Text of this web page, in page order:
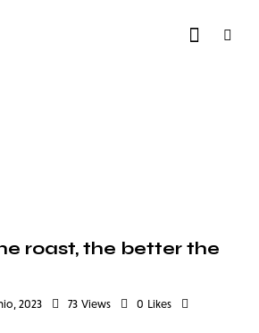
roast, the better the
2023 73 Views 0 Likes